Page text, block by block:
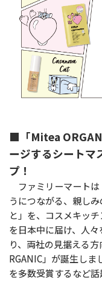
■「Mitea
ージするシートマ
プ！
ファミリーマートは
うにつながる、親し
と」を、コスメキッ
を日本中に届け、人
り、両社の見据える
RGANIC」が誕生しま
を多数受賞するなど話